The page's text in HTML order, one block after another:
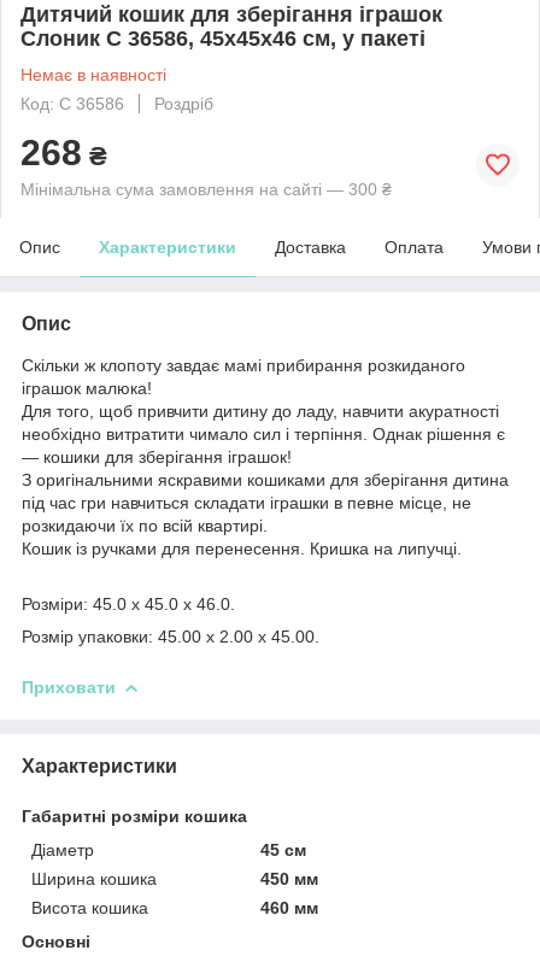
Дитячий кошик для зберігання іграшок
Слоник C 36586, 45х45х46 см, у пакеті
Немає в наявності
Код: С 36586
Роздріб
268 ₴
Мінімальна сума замовлення на сайті — 300 ₴
Опис Характеристики Доставка Оплата Умови
Опис
Скільки ж клопоту завдає мамі прибирання розкиданого
іграшок малюка!
Для того, щоб привчити дитину до ладу, навчити акуратності
необхідно витратити чимало сил і терпіння. Однак рішення є
— кошики для зберігання іграшок!
З оригінальними яскравими кошиками для зберігання дитина
під час гри навчиться складати іграшки в певне місце, не
розкидаючи їх по всій квартирі.
Кошик із ручками для перенесення. Кришка на липучці.
Розміри: 45.0 x 45.0 x 46.0.
Розмір упаковки: 45.00 x 2.00 x 45.00.
Приховати
Характеристики
Габаритні розміри кошика
Діаметр
45 см
Ширина кошика
450 мм
Висота кошика
460 мм
Основні